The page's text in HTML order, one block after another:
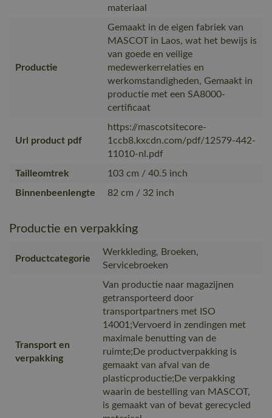
materiaal
Productie
Gemaakt in de eigen fabriek van
MASCOT in Laos, wat het bewijs is
van goede en veilige
medewerkerrelaties en
werkomstandigheden, Gemaakt in
productie met een SA8000-
certificaat
Url product pdf
https://mascotsitecore-
1ccb8.kxcdn.com/pdf/12579-442-
11010-nl.pdf
Tailleomtrek
103 cm / 40.5 inch
Binnenbeenlengte
82 cm / 32 inch
Productie en verpakking
Productcategorie
Werkkleding, Broeken,
Servicebroeken
Transport en
verpakking
Van productie naar magazijnen
getransporteerd door
transportpartners met ISO
14001;Vervoerd in zendingen met
maximale benutting van de
ruimte;De productverpakking is
gemaakt van afval van de
plasticproductie;De verpakking
waarin de bestelling van MASCOT,
is gemaakt van of bevat gerecycled